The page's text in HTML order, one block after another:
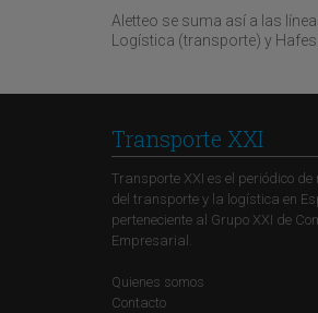
Aletteo se suma así a las
Logística (transporte) y
Transporte XXI
Transporte XXI es el periódico de
del transporte y la logística en
perteneciente al Grupo XXI de
Empresarial.
Quienes somos
Contacto